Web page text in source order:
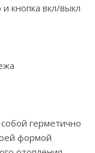
кнопка вкл/выкл
герметично
формой